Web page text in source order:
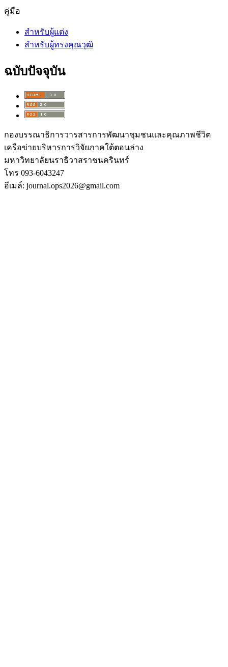
คู่มือ
สำหรับผู้แต่ง
สำหรับผู้ทรงคุณวุฒิ
ฉบับปัจจุบัน
กองบรรณาธิการวารสารการพัฒนาชุมชนและคุณภาพชีวิต
เครือข่ายบริหารการวิจัยภาคใต้ตอนล่าง
มหาวิทยาลัยนราธิวาสราชนครินทร์
โทร 093-6043247
อีเมล์: journal.ops2026@gmail.com